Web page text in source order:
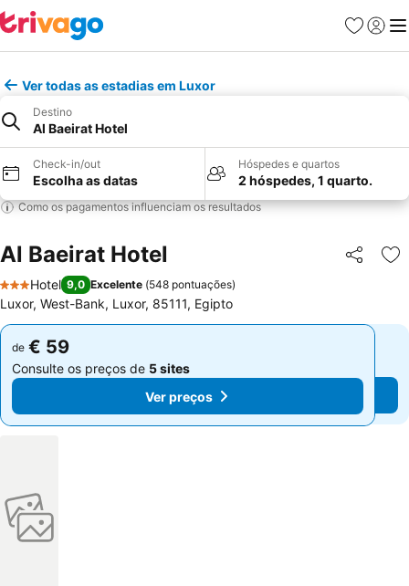
Favoritos
Iniciar
Ver todas as estadias em Luxor
Destino
Al Baeirat Hotel
Check-in/out
Escolha as datas
Hóspedes e quartos
2 hóspedes, 1 quarto.
Como os pagamentos influenciam os resultados
Al Baeirat Hotel Partilhar
3 Estrelas
Hotel 9,0 Excelente (548 pontuações)
Luxor, West-Bank, Luxor, 85111, Egipto
de € 59
Consulte os preços de 5 sites
Ver preços
de € 59
Consulte os preços de 5 sites
Ver preços